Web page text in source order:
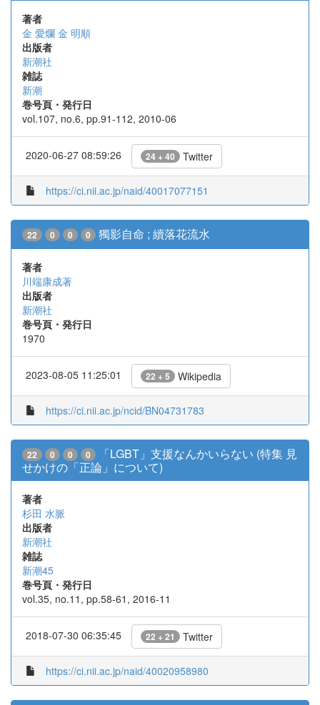
著者
金 愛爛 金 明順
出版者
新潮社
雑誌
新潮
巻号頁・発行日
vol.107, no.6, pp.91-112, 2010-06
2020-06-27 08:59:26 24 + 40 Twitter
https://ci.nii.ac.jp/naid/40017077151
22 0 0 0 獨影自命 ; 續落花流水
著者
川端康成著
出版者
新潮社
巻号頁・発行日
1970
2023-08-05 11:25:01 22 + 5 Wikipedia
https://ci.nii.ac.jp/ncid/BN04731783
22 0 0 0
「LGBT」支援なんかいらない (特集 見
せかけの「正論」について)
著者
杉田 水脈
出版者
新潮社
雑誌
新潮45
巻号頁・発行日
vol.35, no.11, pp.58-61, 2016-11
2018-07-30 06:35:45 22 + 21 Twitter
https://ci.nii.ac.jp/naid/40020958980